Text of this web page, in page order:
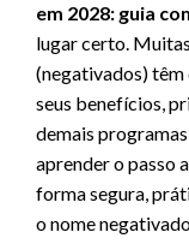
em 2028: guia
lugar certo.
(negativados) têm
seus benefícios,
demais
aprender o passo
forma segura,
o nome